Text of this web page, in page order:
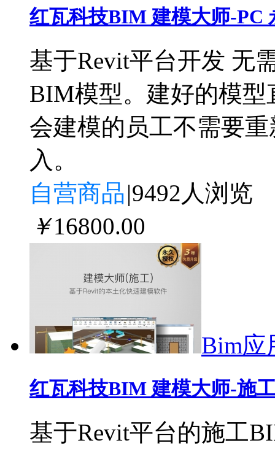
红瓦科技BIM 建模大师-PC
基于Revit平台开发 无
BIM模型。建好的模
会建模的员工不需要
入。
自营商品|9492人浏览
￥16800.00
Bim应
红瓦科技BIM 建模大师-施
基于Revit平台的施工